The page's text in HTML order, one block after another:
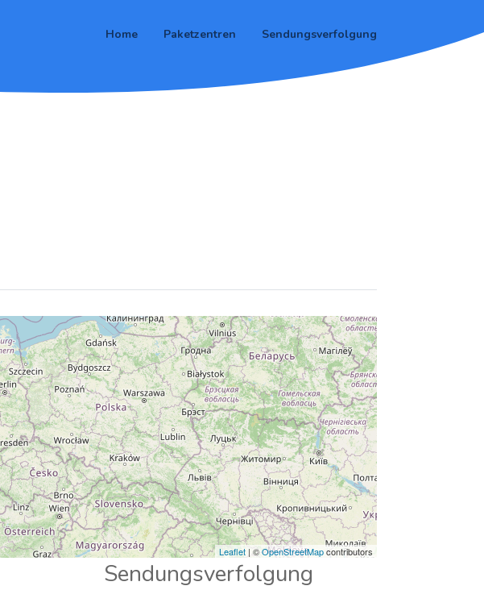
Home Paketzentren Sendungsverfolgung
Leaflet | ©OpenStreetMapcontributors
Sendungsverfolgung